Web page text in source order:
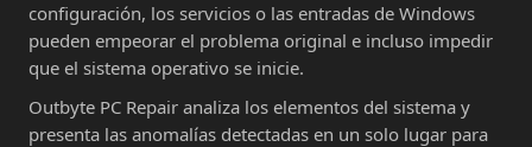
configuración, los servicios o las entradas de Windows
pueden empeorar el problema original e incluso impedir
que el sistema operativo se inicie.
Outbyte PC Repair analiza los elementos del sistema y
presenta las anomalías detectadas en un solo lugar para